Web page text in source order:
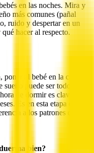
en las noches. Mira y
más comunes (pañal
ruido y despertar en un
hacer al respecto.
al bebé en la cama y
puede ser todo un
de dormir es clave,
Es en esta etapa donde
a los patrones de
bien?